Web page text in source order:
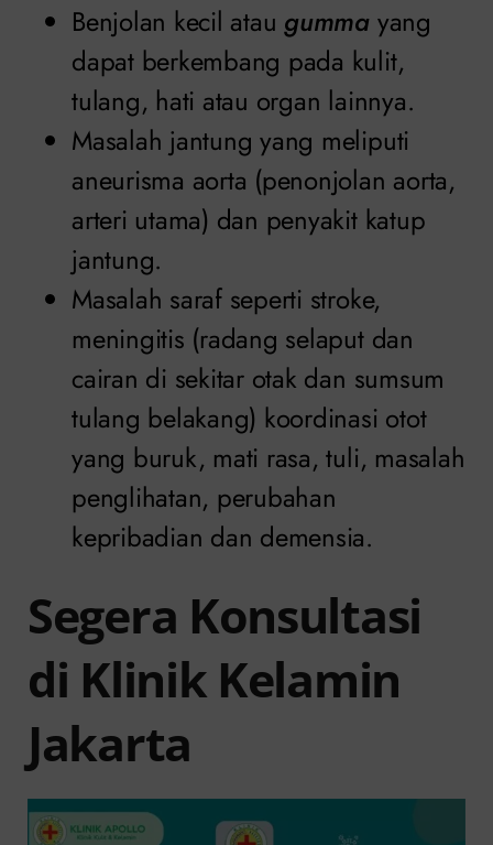
Benjolan kecil atau gumma yang
dapat berkembang pada kulit,
tulang, hati atau organ lainnya.
Masalah jantung yang meliputi
aneurisma aorta (penonjolan aorta,
arteri utama) dan penyakit katup
jantung.
Masalah saraf seperti stroke,
meningitis (radang selaput dan
cairan di sekitar otak dan sumsum
tulang belakang) koordinasi otot
yang buruk, mati rasa, tuli, masalah
penglihatan, perubahan
kepribadian dan demensia.
Segera Konsultasi
di Klinik Kelamin
Jakarta